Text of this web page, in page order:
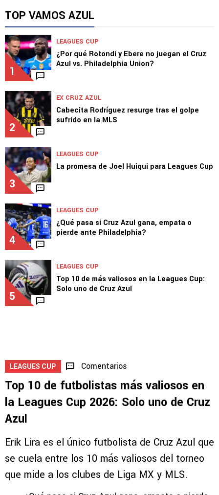
TOP VAMOS AZUL
1
LEAGUES CUP
¿Por qué Rotondi y Ebere no juegan el Cruz
Azul vs. Philadelphia Union?
2
EX CRUZ AZUL
Cabecita Rodríguez resurge tras el golpe
sufrido en la MLS
3
LEAGUES CUP
La promesa de Joel Huiqui para Leagues Cup
4
LEAGUES CUP
¿Qué pasa si Cruz Azul gana, empata o
pierde ante Philadelphia?
5
LEAGUES CUP
Top 10 de más valiosos en la Leagues Cup:
Solo uno de Cruz Azul
LEAGUES CUP Comentarios
Top 10 de futbolistas más valiosos en
la Leagues Cup 2026: Solo uno de Cruz
Azul
Erik Lira es el único futbolista de Cruz Azul que
se cuela entre los 10 más valiosos del torneo
que mide a los clubes de Liga MX y MLS.